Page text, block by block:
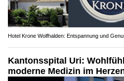
Hotel Krone Wolfhalden: Entspannung und
Kantonsspital Uri:
moderne Medizin im